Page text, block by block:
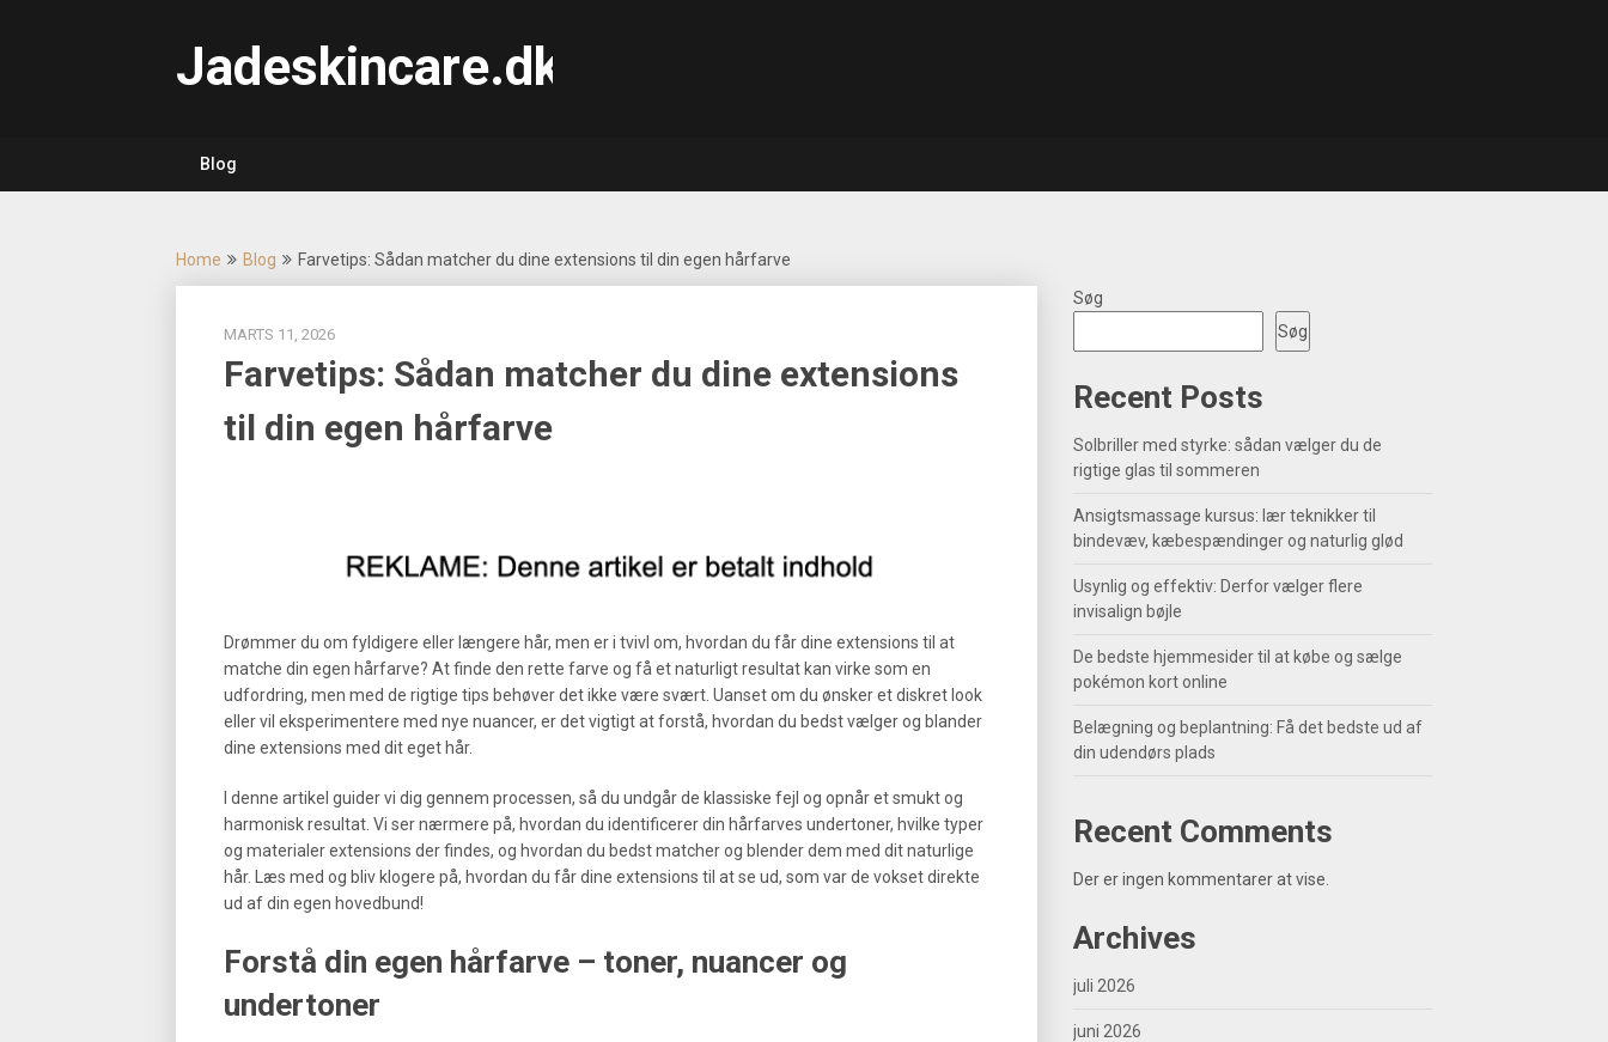
Jadeskincare.dk
Blog
Home Blog Farvetips: Sådan matcher du dine extensions til din egen hårfarve
MARTS 11, 2026
Farvetips: Sådan matcher du dine extensions
til din egen hårfarve
Drømmer du om fyldigere eller længere hår, men er i tvivl om, hvordan du får dine extensions til at
matche din egen hårfarve? At finde den rette farve og få et naturligt resultat kan virke som en
udfordring, men med de rigtige tips behøver det ikke være svært. Uanset om du ønsker et diskret look
eller vil eksperimentere med nye nuancer, er det vigtigt at forstå, hvordan du bedst vælger og blander
dine extensions med dit eget hår.
I denne artikel guider vi dig gennem processen, så du undgår de klassiske fejl og opnår et smukt og
harmonisk resultat. Vi ser nærmere på, hvordan du identificerer din hårfarves undertoner, hvilke typer
og materialer extensions der findes, og hvordan du bedst matcher og blender dem med dit naturlige
hår. Læs med og bliv klogere på, hvordan du får dine extensions til at se ud, som var de vokset direkte
ud af din egen hovedbund!
Forstå din egen hårfarve – toner, nuancer og
undertoner
Søg
Søg
Recent Posts
Solbriller med styrke: sådan vælger du de
rigtige glas til sommeren
Ansigtsmassage kursus: lær teknikker til
bindevæv, kæbespændinger og naturlig glød
Usynlig og effektiv: Derfor vælger flere
invisalign bøjle
De bedste hjemmesider til at købe og sælge
pokémon kort online
Belægning og beplantning: Få det bedste ud af
din udendørs plads
Recent Comments
Der er ingen kommentarer at vise.
Archives
juli 2026
juni 2026